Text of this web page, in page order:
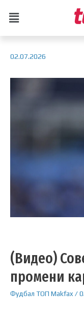
02.07.2026
(Видео)
промени
Фудбал ТОП Makfax /